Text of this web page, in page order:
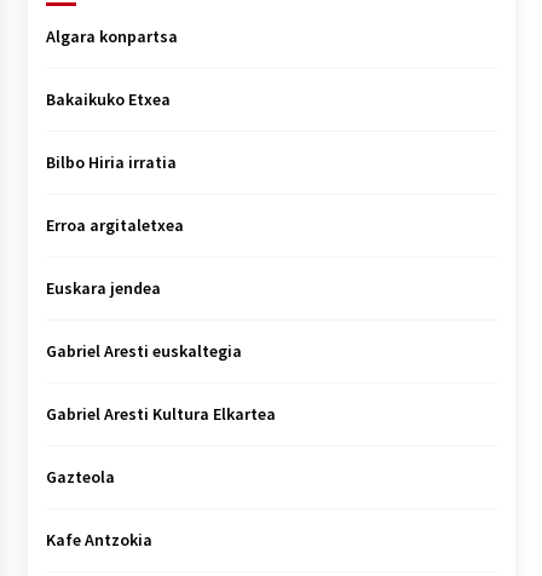
Algara konpartsa
Bakaikuko Etxea
Bilbo Hiria irratia
Erroa argitaletxea
Euskara jendea
Gabriel Aresti euskaltegia
Gabriel Aresti Kultura Elkartea
Gazteola
Kafe Antzokia